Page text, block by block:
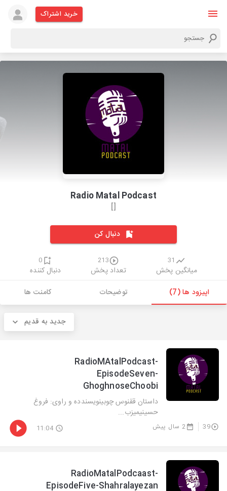
خرید اشتراک
Radio Matal Podcast
[]
دنبال کن
31
میانگین پخش
213
تعداد پخش
0
دنبال کننده
اپیزود ها (7)
توضیحات کامنت ها
جدید به قدیم
RadioMAtalPodcast-
EpisodeSeven-
GhoghnoseChoobi
داستان ققنوس چوبینویسندده و راوی: فروغ
حسینیمیزب...
39 2 سال پیش 11:04
RadioMatalPodcaast-
EpisodeFive-Shahralayezan